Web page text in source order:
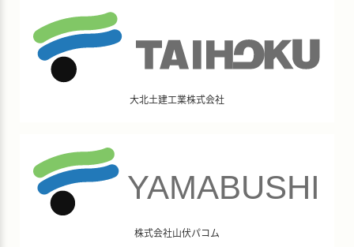
大北土建工業株式会社
株式会社山伏パコム